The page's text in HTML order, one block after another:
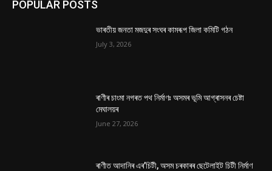
POPULAR POSTS
ভাৰতীয় জনতা মজদুৰ সংঘৰ কামৰূপ জিলা কমিটি গঠন
July 3, 2026
ৰাণীৰ চাংমা নগৰত পথ নিৰ্মাণঃ অসমৰ ভূমি আগ্ৰাসনৰ চেষ্টা
মেঘালয়ৰ
June 27, 2026
ৰাণীত আদানিৰ এৰ’চিটী, অসম চৰকাৰৰ ছেটেলাইট চিটী নিৰ্মাণ